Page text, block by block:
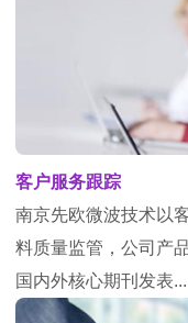
客户服务跟踪
南京先欧微波技术以
料质量监管，公司产
国内外核心期刊发表...